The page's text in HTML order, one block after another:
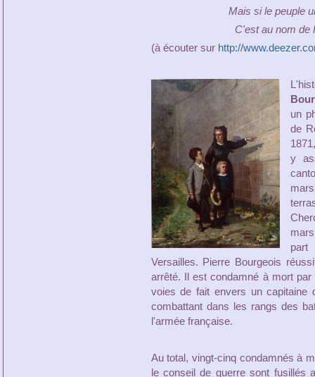
Mais si le peuple
C'est au nom de
(à écouter sur http://
un
de
y
part
Versailles. Pierre Bourgeois
arrêté. Il est condamné à mort
voies de fait envers un capitaine
combattant dans les rangs des
l'armée française.
Au total, vingt-cinq condamnés à
le conseil de guerre sont fusillés